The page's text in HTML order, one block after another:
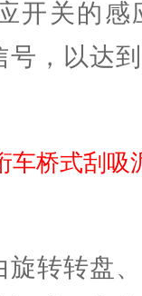
开关的
，以达
旋转转盘